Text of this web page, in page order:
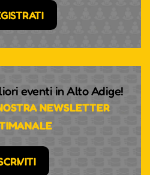
eventi in Alto Adige!
NEWSLETTER